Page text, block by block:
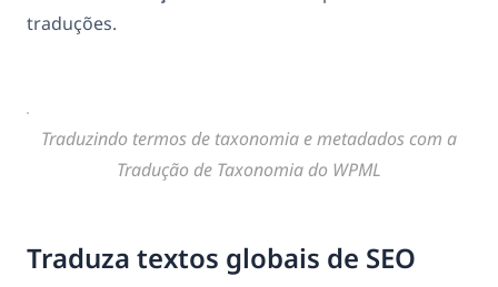
traduções.
Traduzindo termos de taxonomia e metadados com a
Tradução de Taxonomia do WPML
Traduza textos globais de SEO